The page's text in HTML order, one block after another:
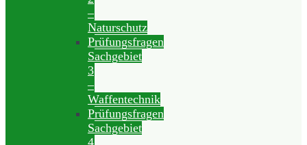
–
Naturschutz
Prüfungsfragen
Sachgebiet
3
–
Waffentechnik
Prüfungsfragen
Sachgebiet
4